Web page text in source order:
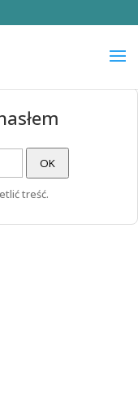
OK
treść.